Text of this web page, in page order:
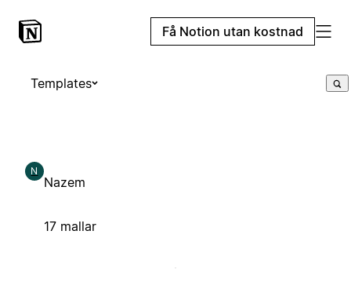
Få Notion utan kostnad
Templates
N
Nazem
17 mallar